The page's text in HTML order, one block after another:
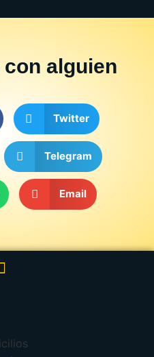
con alguien
Twitter
Telegram
Email